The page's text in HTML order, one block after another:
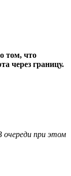
том, что
через границу.
очереди при этом